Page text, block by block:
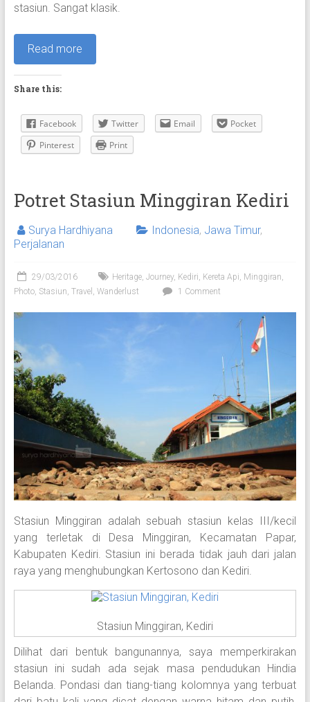
stasiun. Sangat klasik.
Read more
Share this:
Facebook Twitter Email
Pocket
Pinterest
Print
Potret Stasiun Minggiran Kediri
Surya Hardhiyana Indonesia, Jawa Timur,
Perjalanan
29/03/2016 Heritage, Journey, Kediri, Kereta Api, Minggiran,
Photo, Stasiun, Travel , Wanderlust 1 Comment
Stasiun Minggiran adalah sebuah stasiun kelas III/kecil
yang terletak di Desa Minggiran, Kecamatan Papar,
Kabupaten Kediri. Stasiun ini berada tidak jauh dari jalan
raya yang menghubungkan Kertosono dan Kediri.
Stasiun Minggiran, Kediri
Dilihat dari bentuk bangunannya, saya memperkirakan
stasiun ini sudah ada sejak masa pendudukan Hindia
Belanda. Pondasi dan tiang-tiang kolomnya yang terbuat